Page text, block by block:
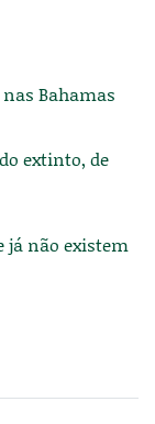
Bahamas
extinto, de
já não existem